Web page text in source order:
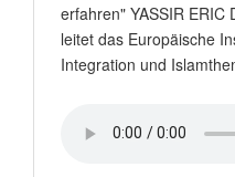
erfahren" YASSIR ERIC
leitet das Europäische
Integration und